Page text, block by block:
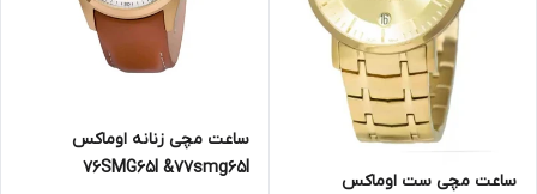
ساعت مچی ست اوماکس
ساعت مچی زنانه اوماکس
76SMG65I &77smg65l